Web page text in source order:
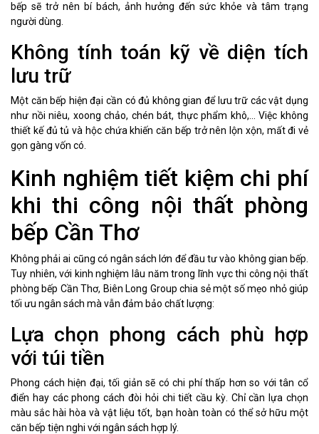
bếp sẽ trở nên bí bách, ảnh hưởng đến sức khỏe và tâm trạng
người dùng.
Không tính toán kỹ về diện tích
lưu trữ
Một căn bếp hiện đại cần có đủ không gian để lưu trữ các vật dụng
như nồi niêu, xoong chảo, chén bát, thực phẩm khô,... Việc không
thiết kế đủ tủ và hộc chứa khiến căn bếp trở nên lộn xộn, mất đi vẻ
gọn gàng vốn có.
Kinh nghiệm tiết kiệm chi phí
khi thi công nội thất phòng
bếp Cần Thơ
Không phải ai cũng có ngân sách lớn để đầu tư vào không gian bếp.
Tuy nhiên, với kinh nghiệm lâu năm trong lĩnh vực thi công nội thất
phòng bếp Cần Thơ, Biên Long Group chia sẻ một số mẹo nhỏ giúp
tối ưu ngân sách mà vẫn đảm bảo chất lượng:
Lựa chọn phong cách phù hợp
với túi tiền
Phong cách hiện đại, tối giản sẽ có chi phí thấp hơn so với tân cổ
điển hay các phong cách đòi hỏi chi tiết cầu kỳ. Chỉ cần lựa chọn
màu sắc hài hòa và vật liệu tốt, bạn hoàn toàn có thể sở hữu một
căn bếp tiện nghi với ngân sách hợp lý.